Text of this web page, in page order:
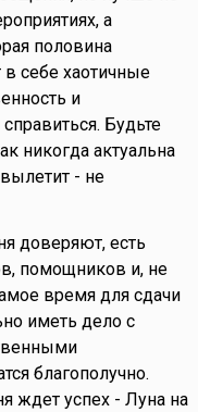
а
половина
себе хаотичные
и
Будьте
никогда актуальна
- не
доверяют, есть
помощников и, не
время для сдачи
иметь дело с
благополучно.
ждет успех - Луна на